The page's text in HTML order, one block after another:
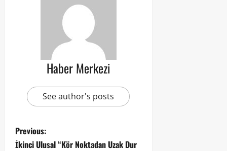
Haber Merkezi
See author's posts
Previous:
İkinci Ulusal “Kör Noktadan Uzak Dur